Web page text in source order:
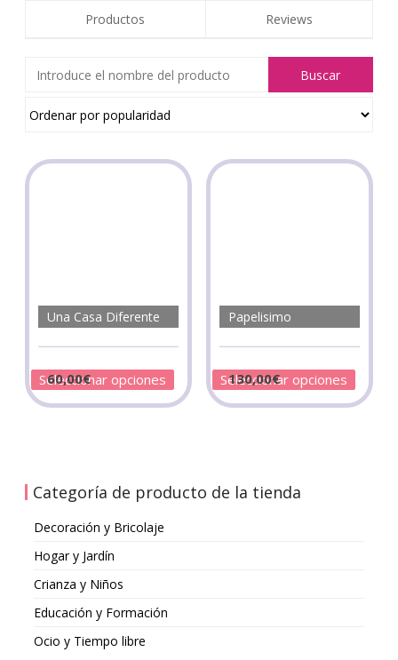
Categoría de producto de la tienda
Decoración y Bricolaje
Hogar y Jardín
Crianza y Niños
Educación y Formación
Ocio y Tiempo libre
Productos Reviews
Una Casa Diferente
60,00€
Seleccionar opciones
Papelisimo
130,00€
Seleccionar opciones